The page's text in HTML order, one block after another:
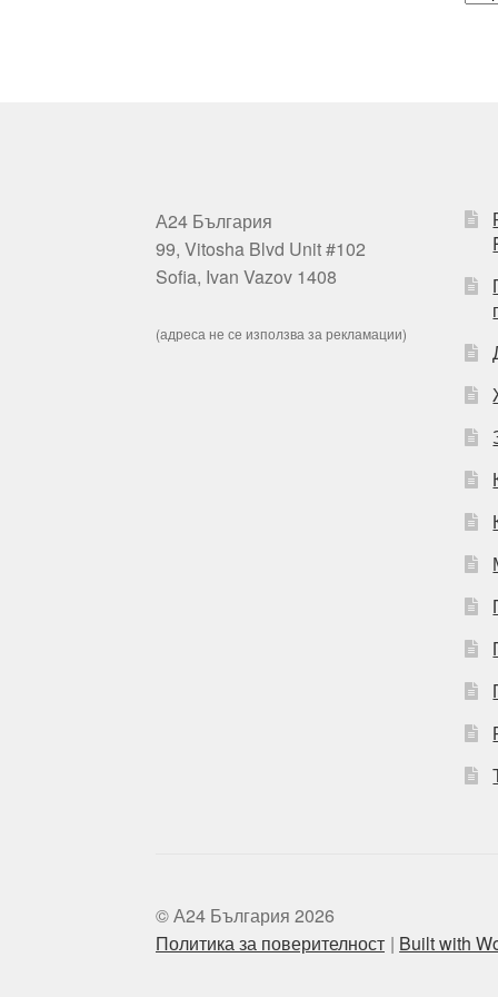
А24 България
99, Vitosha Blvd Unit #102
Sofia, Ivan Vazov 1408
(адреса не се използва за рекламации)
© А24 България 2026
Политика за поверителност
Built with